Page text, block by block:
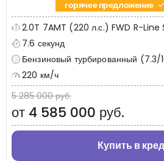
горячее предложение
2.0T 7AMT (220 л.с.) FWD R-
7.6 секунд
Бензиновый турбированный (7.3/
220 км/ч
5 285 000 руб.
от 4 585 000 руб.
Купить в